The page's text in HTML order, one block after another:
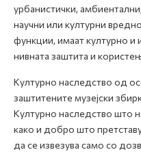
урбанистички,
научни или културни
функции, имаат културно и
нивната заштита и
Културно наследство од
заштитените музејски
Културно наследство што
како и добро што
да се извезува само со